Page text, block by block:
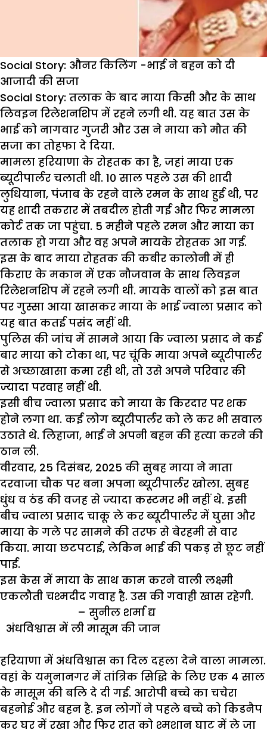
Social Story: औनर किलिंग -भाई ने बहन को दी
आजादी की सजा
Social Story: तलाक के बाद माया किसी और के साथ
लिवइन रिलेशनशिप में रहने लगी थी. यह बात उस के
भाई को नागवार गुजरी और उस ने माया को मौत की
सजा का तोहफा दे दिया.
मामला हरियाणा के रोहतक का है, जहां माया एक
ब्यूटीपार्लर चलाती थी. 10 साल पहले उस की शादी
लुधियाना, पंजाब के रहने वाले रमन के साथ हुई थी, पर
यह शादी तकरार में तबदील होती गई और फिर मामला
कोर्ट तक जा पहुंचा. 5 महीने पहले रमन और माया का
तलाक हो गया और वह अपने मायके रोहतक आ गई.
इस के बाद माया रोहतक की कबीर कालोनी में ही
किराए के मकान में एक नौजवान के साथ लिवइन
रिलेशनशिप में रहने लगी थी. मायके वालों को इस बात
पर गुस्सा आया खासकर माया के भाई ज्वाला प्रसाद को
यह बात कतई पसंद नहीं थी.
पुलिस की जांच में सामने आया कि ज्वाला प्रसाद ने कई
बार माया को टोका था, पर चूंकि माया अपने ब्यूटीपार्लर
से अच्छाखासा कमा रही थी, तो उसे अपने परिवार की
ज्यादा परवाह नहीं थी.
इसी बीच ज्वाला प्रसाद को माया के किरदार पर शक
होने लगा था. कई लोग ब्यूटीपार्लर को ले कर भी सवाल
उठाते थे. लिहाजा, भाई ने अपनी बहन की हत्या करने की
ठान ली.
वीरवार, 25 दिसंबर, 2025 की सुबह माया ने माता
दरवाजा चौक पर बना अपना ब्यूटीपार्लर खोला. सुबह
धुंध व ठंड की वजह से ज्यादा कस्टमर भी नहीं थे. इसी
बीच ज्वाला प्रसाद चाकू ले कर ब्यूटीपार्लर में घुसा और
माया के गले पर सामने की तरफ से बेरहमी से वार
किया. माया छटपटाई, लेकिन भाई की पकड़ से छूट नहीं
पाई.
इस केस में माया के साथ काम करने वाली लक्ष्मी
एकलौती चश्मदीद गवाह है. उस की गवाही खास रहेगी.
– सुनील शर्मा द्य
अंधविश्वास में ली मासूम की जान
हरियाणा में अंधविश्वास का दिल दहला देने वाला मामला.
वहां के यमुनानगर में तांत्रिक सिद्धि के लिए एक 4 साल
के मासूम की बलि दे दी गई. आरोपी बच्चे का चचेरा
बहनोई और बहन है. इन लोगों ने पहले बच्चे को किडनैप
कर घर में रखा और फिर रात को श्मशान घाट में ले जा